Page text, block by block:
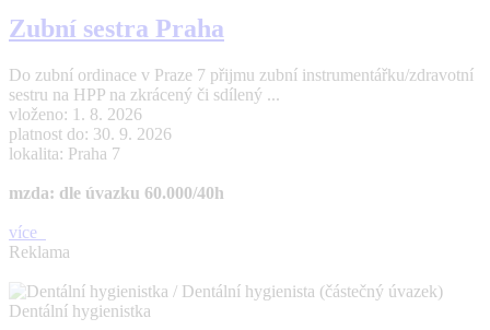
Zubní sestra Praha
Do zubní ordinace v Praze 7 přijmu zubní instrumentářku/zdravotní
sestru na HPP na zkrácený či sdílený ...
vloženo: 1. 8. 2026
platnost do: 30. 9. 2026
lokalita: Praha 7
mzda: dle úvazku 60.000/40h
více
Reklama
Dentální hygienistka